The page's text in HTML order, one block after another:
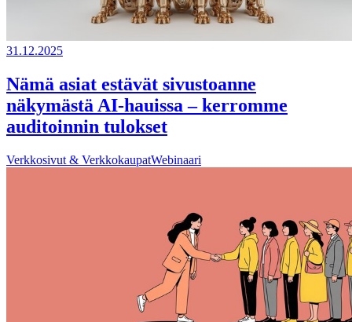
31.12.2025
Nämä asiat estävät sivustoanne
näkymästä AI-hauissa – kerromme
auditoinnin tulokset
Verkkosivut & VerkkokaupatWebinaari